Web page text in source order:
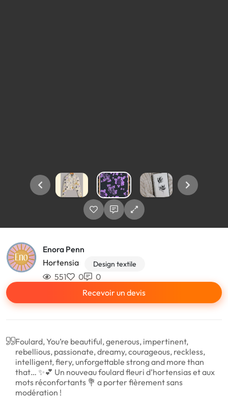
Enora Penn
Hortensia
Design textile
551 0
0
Recevoir un devis
Foulard, You’re beautiful, generous, impertinent,
rebellious, passionate, dreamy, courageous, reckless,
intelligent, fiery, unforgettable strong and more than
that… ✨💕 Un nouveau foulard fleuri d’hortensias et aux
mots réconfortants 💐 a porter fièrement sans
modération !